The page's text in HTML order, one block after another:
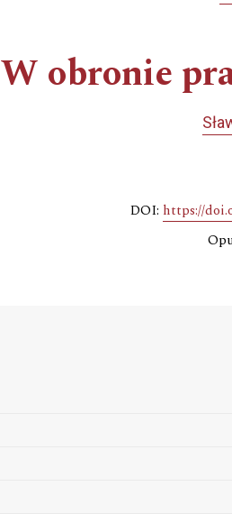
W obronie
DOI: https://